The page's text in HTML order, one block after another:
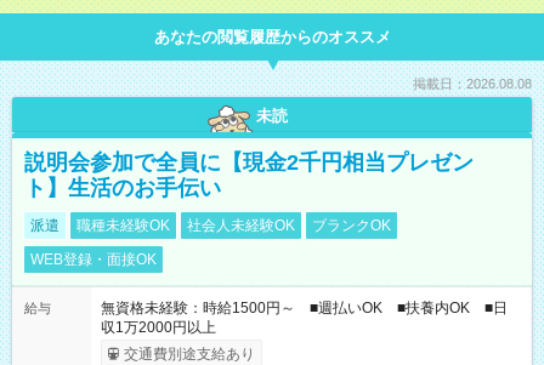
あなたの閲覧履歴からのオススメ
掲載日：2026.08.08
未読
説明会参加で全員に【現金2千円相当プレゼン
ト】生活のお手伝い
派遣 職種未経験OK 社会人未経験OK
ブランクOK
WEB登録・面接OK
給与
無資格未経験：時給1500円～ ■週払いOK ■扶養内OK ■日
収1万2000円以上
交通費別途支給あり